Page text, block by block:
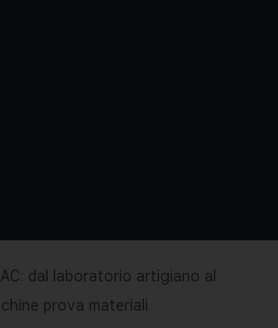
dal laboratorio artigiano al
prova materiali